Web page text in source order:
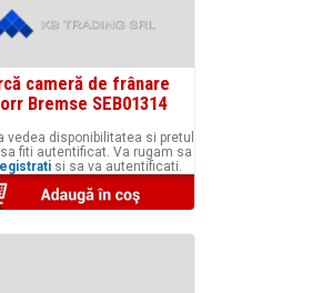
cameră de frânare
Bremse SEB01314
vedea disponibilitatea si pretul
fiti autentificat. Va rugam sa
si sa va autentificati.